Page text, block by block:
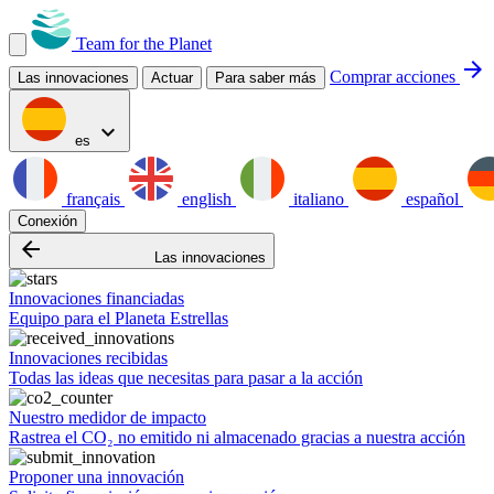
Team for the Planet
Las innovaciones Actuar Para saber más Comprar acciones arrow_forward
es expand_more
français english italiano español
Conexión
arrow_backward Las innovaciones
Innovaciones financiadas
Equipo para el Planeta Estrellas
Innovaciones recibidas
Todas las ideas que necesitas para pasar a la acción
Nuestro medidor de impacto
Rastrea el CO₂ no emitido ni almacenado gracias a nuestra acción
Proponer una innovación